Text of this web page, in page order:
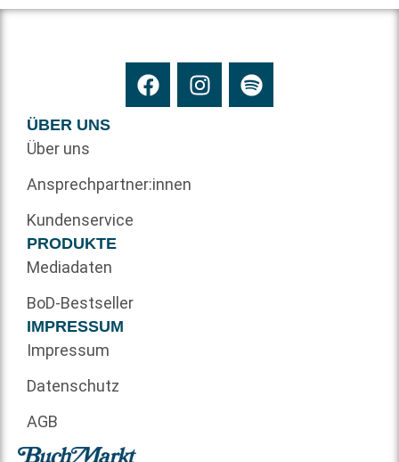
ÜBER UNS
Über uns
Ansprechpartner:innen
Kundenservice
PRODUKTE
Mediadaten
BoD-Bestseller
IMPRESSUM
Impressum
Datenschutz
AGB